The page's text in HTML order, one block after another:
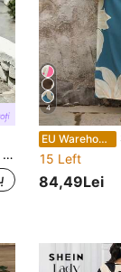
4
EU Warehouse
15 Left
84,49Lei